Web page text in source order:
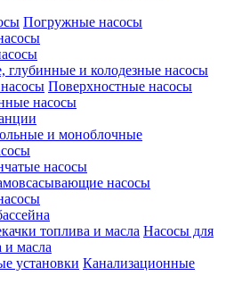
Погружные насосы
и колодезные насосы
Поверхностные насосы
насосы
и моноблочные
насосы
насосы
Насосы для
и масла
Канализационные